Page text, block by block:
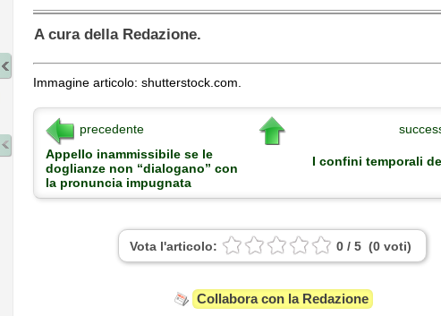
A cura della Redazione.
Immagine articolo: shutterstock.com.
precedente
Appello inammissibile se le
doglianze non “dialogano” con
la pronuncia impugnata
I confini temporali
Vota l'articolo: 0/ 5 (0 voti)
Collabora con la Redazione